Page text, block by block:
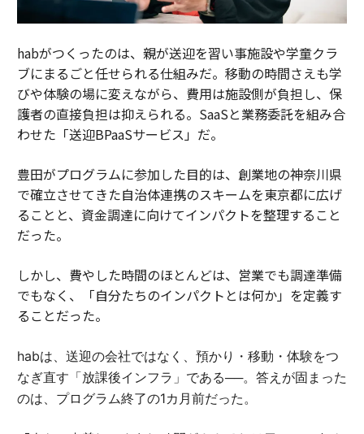
habがつくったのは、親が送迎を習い事施設や学童クラ
ブにまるごと任せられる仕組みだ。移動の時間さえも学
びや体験の場に変えながら、費用は施設側が負担し、保
護者の直接負担は抑えられる。SaaSと業務委託を組み合
わせた「送迎BPaaSサービス」だ。
豊田がプログラムに参加した目的は、創業地の神奈川県
で確立させてきた自治体連携のスキームを東京都に広げ
ることと、資金調達に向けてインパクトを整理すること
だった。
しかし、費やした時間のほとんどは、営業でも調達準備
でもなく、「自分たちのインパクトとは何か」を定義す
ることだった。
habは、送迎の会社ではなく、預かり・移動・体験をつ
なぎ直す「放課後インフラ」である──。答えが固まった
のは、プログラム終了の1カ月前だった。